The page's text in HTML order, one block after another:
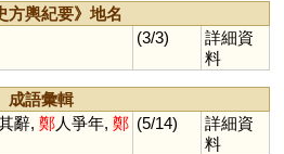
方輿紀要》地名
(3/3)
詳細資
料
成語彙輯
辭, 鄭人爭年, 鄭 (5/14)
詳細資
料